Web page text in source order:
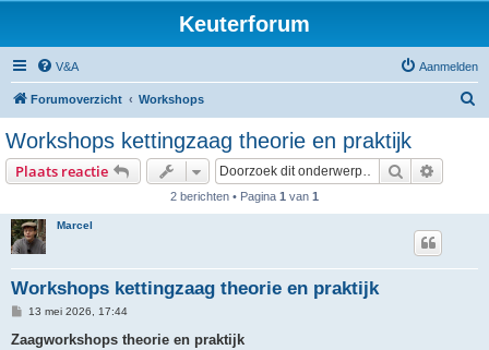
Keuterforum
V&A Aanmelden
Forumoverzicht Workshops
Workshops kettingzaag theorie en praktijk
Plaats reactie Zoek
2 berichten • Pagina 1 van 1
Marcel
Workshops kettingzaag theorie en praktijk
B
r
13 mei 2026, 17:44
Zaagworkshops theorie en praktijk